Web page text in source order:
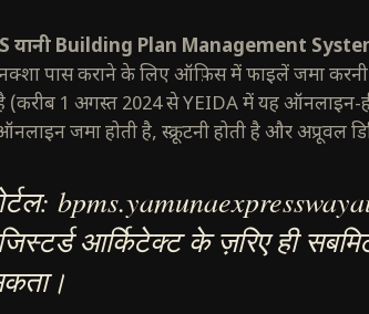
यानी Building Plan Management
पास कराने के लिए ऑफ़िस में फाइलें जमा करनी
(करीब 1 अगस्त 2024 से YEIDA में यह ऑनलाइन-
जमा होती है, स्क्रूटनी होती है और अप्रूवल
आर्किटेक्ट के ज़रिए ही